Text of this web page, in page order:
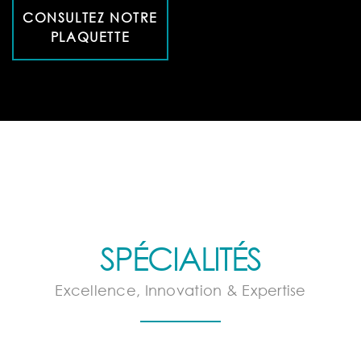
CONSULTEZ NOTRE
PLAQUETTE
SPÉCIALITÉS
Excellence, Innovation & Expertise